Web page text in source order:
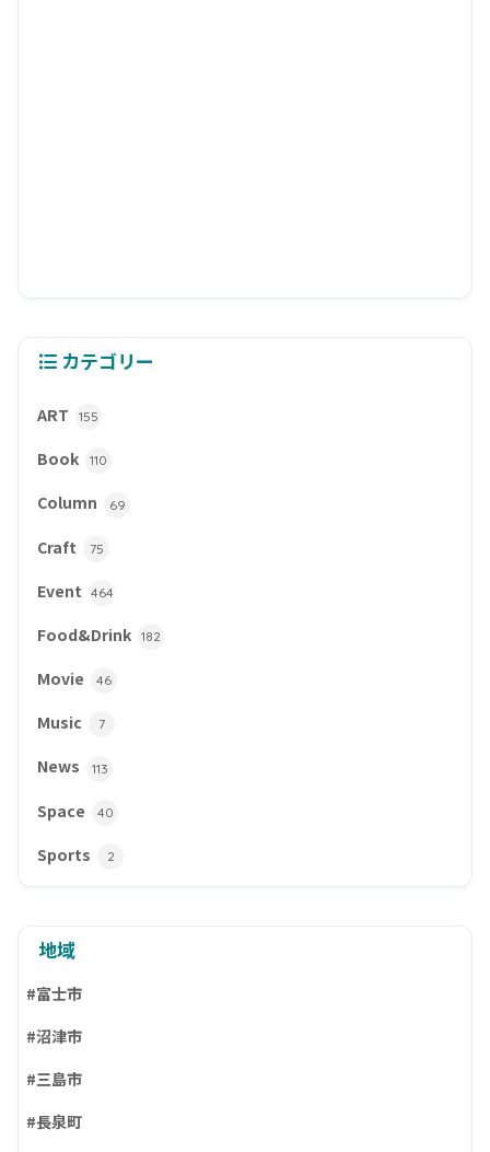
カテゴリー
ART 155
Book 110
Column 69
Craft 75
Event 464
Food&Drink 182
Movie 46
Music 7
News 113
Space 40
Sports 2
地域
#富士市
#沼津市
#三島市
#長泉町